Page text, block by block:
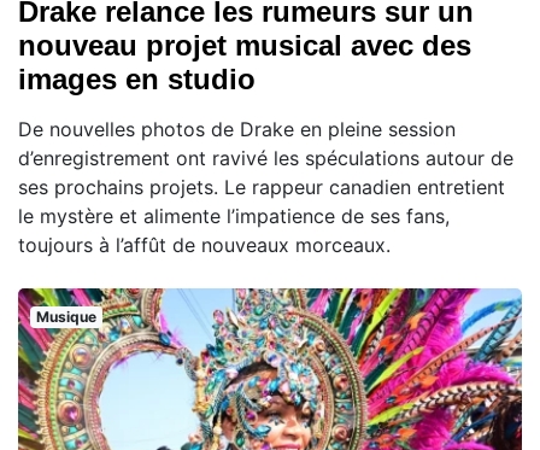
Drake relance les rumeurs sur un
nouveau projet musical avec des
images en studio
De nouvelles photos de Drake en pleine session
d’enregistrement ont ravivé les spéculations autour de
ses prochains projets. Le rappeur canadien entretient
le mystère et alimente l’impatience de ses fans,
toujours à l’affût de nouveaux morceaux.
Musique